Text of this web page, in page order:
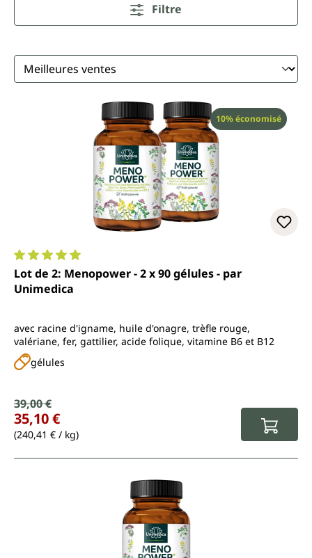
Filtre
Réduction
10% économisé
Note moyenne de 5 sur 5 étoiles
Lot de 2: Menopower - 2 x 90 gélules - par
Unimedica
avec racine d'igname, huile d'onagre, trèfle rouge,
valériane, fer, gattilier, acide folique, vitamine B6 et B12
gélules
Prix de vente :
Prix régulier :
39,00 €
35,10 €
(240,41 € / kg)